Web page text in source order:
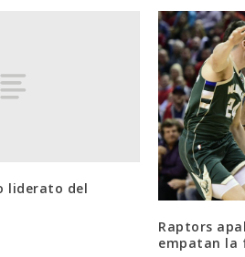
liderato del
Raptors
empatan la